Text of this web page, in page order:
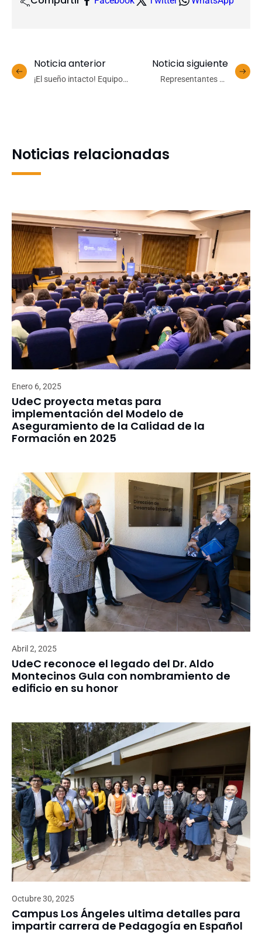
Noticia anterior
¡El sueño intacto! Equipo
Noticia siguiente
Representantes de
Noticias relacionadas
Enero 6, 2025
UdeC proyecta metas para
implementación del Modelo de
Aseguramiento de la Calidad de la
Formación en 2025
Abril 2, 2025
UdeC reconoce el legado del Dr. Aldo
Montecinos Gula con nombramiento de
edificio en su honor
Octubre 30, 2025
Campus Los Ángeles ultima detalles para
impartir carrera de Pedagogía en Español